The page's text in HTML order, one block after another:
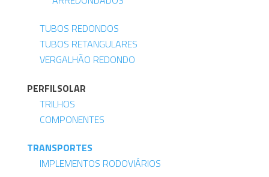
TUBOS REDONDOS
TUBOS RETANGULARES
VERGALHÃO REDONDO
PERFILSOLAR
TRILHOS
COMPONENTES
TRANSPORTES
IMPLEMENTOS RODOVIÁRIOS